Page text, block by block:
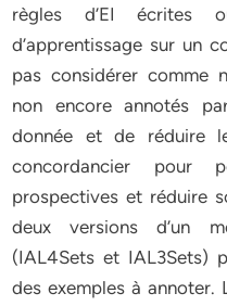
règles d’EI écrites
d’apprentissage sur un
pas considérer comme
non encore annotés
donnée et de réduire
concordancier pour
prospectives et réduire
deux versions d’un
(IAL4Sets et IAL3Sets)
des exemples à annoter.